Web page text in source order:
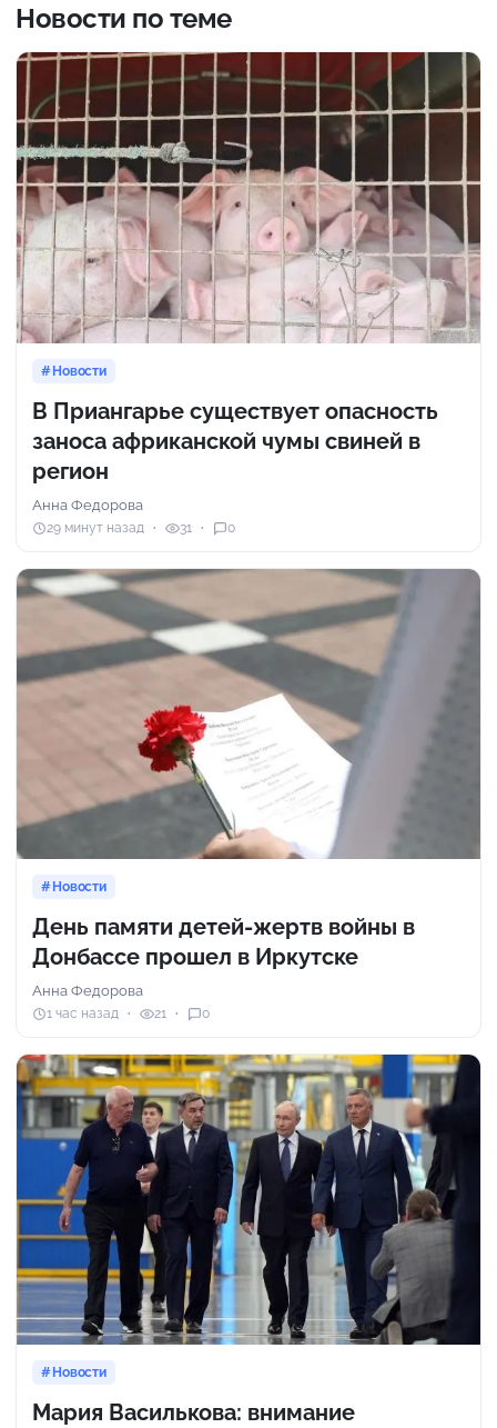
Новости по теме
Новости
В Приангарье существует опасность
заноса африканской чумы свиней в
регион
Анна Федорова
29 минут назад 31 0
Новости
День памяти детей-жертв войны в
Донбассе прошел в Иркутске
Анна Федорова
1 час назад 21 0
Новости
Мария Василькова: внимание